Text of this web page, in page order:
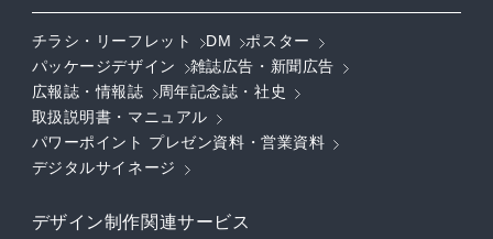
チラシ・リーフレット DM
ポスター
パッケージデザイン
雑誌広告・新聞広告
広報誌・情報誌
周年記念誌・社史
取扱説明書・マニュアル
パワーポイント プレゼン資料・営業資料
デジタルサイネージ
デザイン制作関連サービス